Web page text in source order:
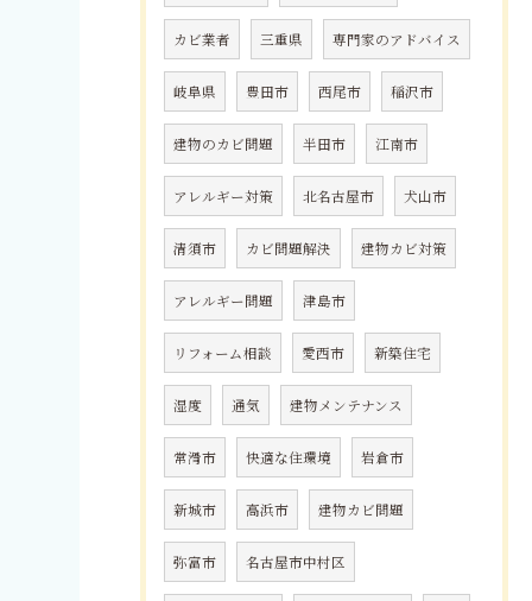
カビ業者 三重県 専門家のアドバイス
岐阜県 豊田市 西尾市 稲沢市
建物のカビ問題 半田市 江南市
アレルギー対策 北名古屋市 犬山市
清須市 カビ問題解決 建物カビ対策
アレルギー問題 津島市
リフォーム相談 愛西市 新築住宅
湿度 通気 建物メンテナンス
常滑市 快適な住環境 岩倉市
新城市 高浜市 建物カビ問題
弥富市 名古屋市中村区